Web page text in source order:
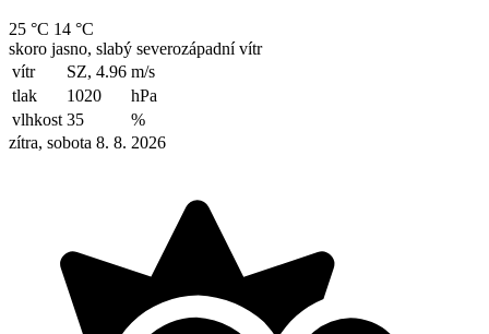
25 °C 14 °C
skoro jasno, slabý severozápadní vítr
vítr
SZ, 4.96 m/s
tlak
1020
hPa
vlhkost 35
%
zítra, sobota 8. 8. 2026